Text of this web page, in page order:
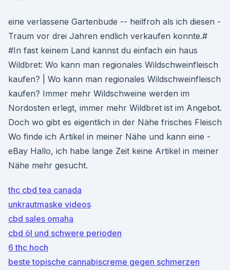
eine verlassene Gartenbude -- heilfroh als ich diesen -
Traum vor drei Jahren endlich verkaufen konnte.#
#In fast keinem Land kannst du einfach ein haus
Wildbret: Wo kann man regionales Wildschweinfleisch
kaufen? | Wo kann man regionales Wildschweinfleisch
kaufen? Immer mehr Wildschweine werden im
Nordosten erlegt, immer mehr Wildbret ist im Angebot.
Doch wo gibt es eigentlich in der Nähe frisches Fleisch
Wo finde ich Artikel in meiner Nähe und kann eine -
eBay Hallo, ich habe lange Zeit keine Artikel in meiner
Nähe mehr gesucht.
thc cbd tea canada
unkrautmaske videos
cbd sales omaha
cbd öl und schwere perioden
6 thc hoch
beste topische cannabiscreme gegen schmerzen